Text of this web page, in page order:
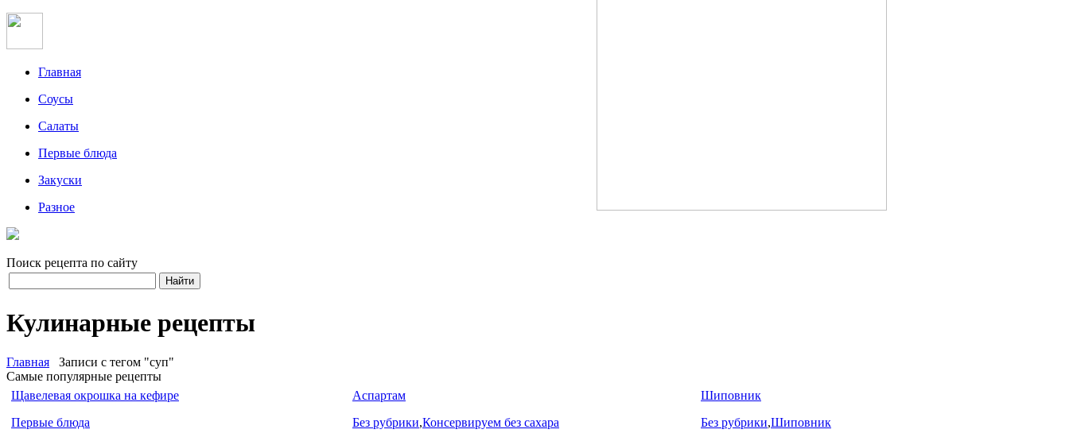
Главная
Соусы
Салаты
Первые блюда
Закуски
Разное
Поиск рецепта по сайту
Кулинарные рецепты
Главная
Записи с тегом "суп"
Самые популярные рецепты
Щавелевая окрошка на кефире
Первые блюда
Аспартам
Без рубрики,Консервируем без сахара
Шиповник
Без рубрики,Шиповник